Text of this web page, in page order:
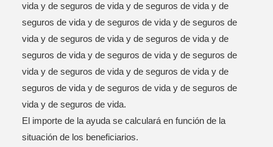
vida y de seguros de vida y de seguros de vida y de
seguros de vida y de seguros de vida y de seguros de
vida y de seguros de vida y de seguros de vida y de
seguros de vida y de seguros de vida y de seguros de
vida y de seguros de vida y de seguros de vida y de
seguros de vida y de seguros de vida y de seguros de
vida y de seguros de vida.
El importe de la ayuda se calculará en función de la
situación de los beneficiarios.